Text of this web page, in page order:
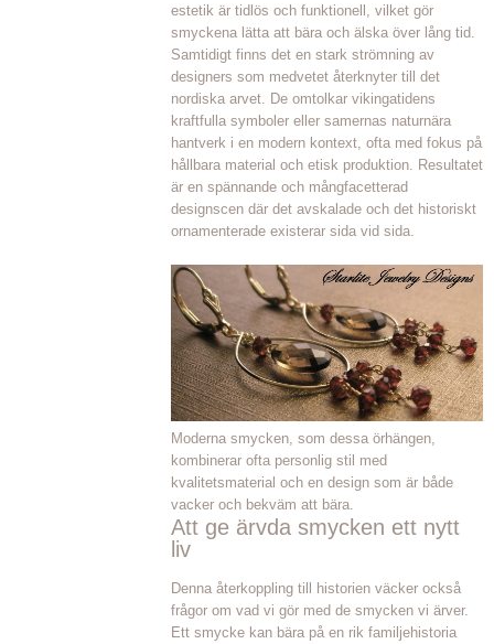
estetik är tidlös och funktionell, vilket gör
smyckena lätta att bära och älska över lång tid.
Samtidigt finns det en stark strömning av
designers som medvetet återknyter till det
nordiska arvet. De omtolkar vikingatidens
kraftfulla symboler eller samernas naturnära
hantverk i en modern kontext, ofta med fokus på
hållbara material och etisk produktion. Resultatet
är en spännande och mångfacetterad
designscen där det avskalade och det historiskt
ornamenterade existerar sida vid sida.
Moderna smycken, som dessa örhängen,
kombinerar ofta personlig stil med
kvalitetsmaterial och en design som är både
vacker och bekväm att bära.
Att ge ärvda smycken ett nytt
liv
Denna återkoppling till historien väcker också
frågor om vad vi gör med de smycken vi ärver.
Ett smycke kan bära på en rik familjehistoria